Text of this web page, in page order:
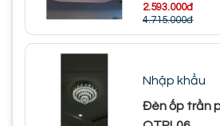
2.593.000đ
4.715.000đ
Nhập khẩu
Đèn ốp trần